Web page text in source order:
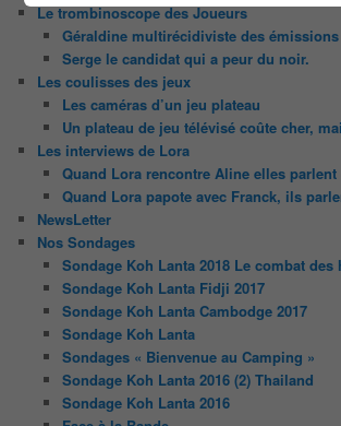
Le trombinoscope des Joueurs
Géraldine multirécidiviste des émissions
Serge le candidat qui a peur du noir.
Les coulisses des jeux
Les caméras d’un jeu plateau
Un plateau de jeu télévisé coûte cher,
Les interviews de Lora
Quand Lora rencontre Aline elles
Quand Lora papote avec Franck, ils
NewsLetter
Nos Sondages
Sondage Koh Lanta 2018 Le combat des
Sondage Koh Lanta Fidji 2017
Sondage Koh Lanta Cambodge 2017
Sondage Koh Lanta
Sondages « Bienvenue au Camping »
Sondage Koh Lanta 2016 (2) Thailand
Sondage Koh Lanta 2016